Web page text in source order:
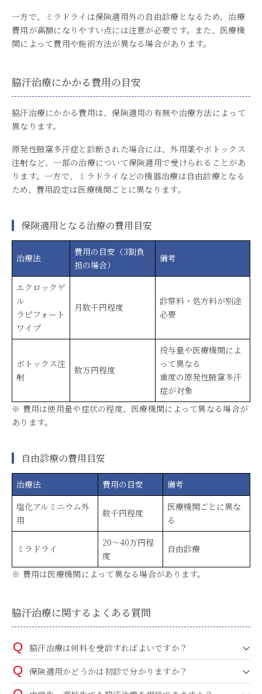
一方で、ミラドライは保険適用外の自由診療となるため、治療
費用が高額になりやすい点には注意が必要です。また、医療機
関によって費用や施術方法が異なる場合があります。
脇汗治療にかかる費用の目安
脇汗治療にかかる費用は、保険適用の有無や治療方法によって
異なります。
原発性腋窩多汗症と診断された場合には、外用薬やボトックス
注射など、一部の治療について保険適用で受けられることがあ
ります。一方で、ミラドライなどの機器治療は自由診療となる
ため、費用設定は医療機関ごとに異なります。
保険適用となる治療の費用目安
治療法
費用の目安（3割負
担の場合）
備考
エクロックゲ
ル
ラピフォート
ワイプ
月数千円程度
診察料・処方料が別途
必要
ボトックス注
射
数万円程度
投与量や医療機関によ
って異なる
重度の原発性腋窩多汗
症が対象
※ 費用は使用量や症状の程度、医療機関によって異なる場合が
あります。
自由診療の費用目安
治療法 費用の目安
備考
塩化アルミニウム外
用
数千円程度
医療機関ごとに異な
る
ミラドライ
20〜40万円程
度
自由診療
※ 費用は医療機関によって異なる場合があります。
脇汗治療に関するよくある質問
脇汗治療は何科を受診すればよいですか？
保険適用かどうかは初診で分かりますか？